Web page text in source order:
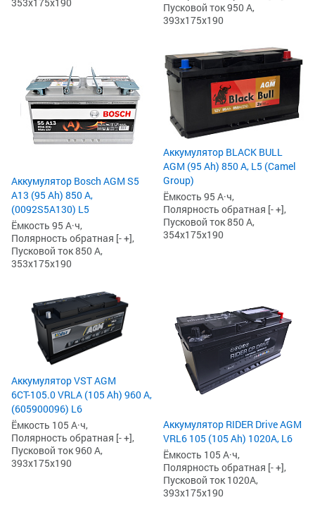
353x175x190
Пусковой ток 950 А,
393x175x190
Аккумулятор Bosch AGM S5
А13 (95 Ah) 850 А,
(0092S5A130) L5
Ёмкость 95 А·ч,
Полярность обратная [- +],
Пусковой ток 850 А,
353x175x190
Аккумулятор BLACK BULL
AGM (95 Ah) 850 А, L5 (Camel
Group)
Ёмкость 95 А·ч,
Полярность обратная [- +],
Пусковой ток 850 А,
354x175x190
Аккумулятор VST AGM
6СТ-105.0 VRLA (105 Ah) 960 А,
(605900096) L6
Ёмкость 105 А·ч,
Полярность обратная [- +],
Пусковой ток 960 А,
393x175x190
Аккумулятор RIDER Drive AGM
VRL6 105 (105 Ah) 1020А, L6
Ёмкость 105 А·ч,
Полярность обратная [- +],
Пусковой ток 1020А,
393x175x190